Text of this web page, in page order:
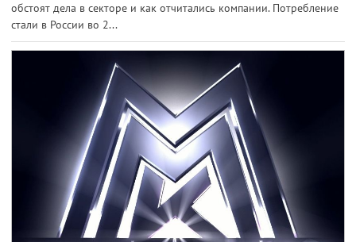
обстоят дела в секторе и как отчитались компании. Потребление
стали в России во 2...